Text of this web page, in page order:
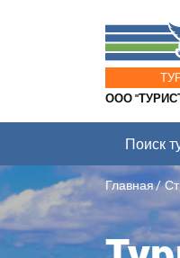
ООО
Поиск
Главная